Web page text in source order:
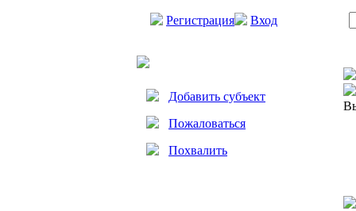
Регистрация Вход
Добавить субъект
Пожаловаться
Похвалить